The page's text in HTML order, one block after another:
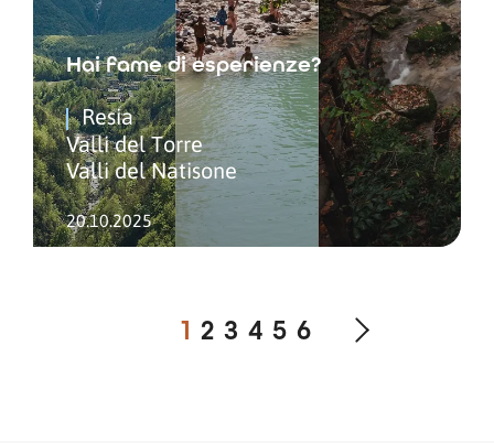
Hai fame di esperienze?
Resia
Valli del Torre
Valli del Natisone
20.10.2025
1 2 3 4 5 6